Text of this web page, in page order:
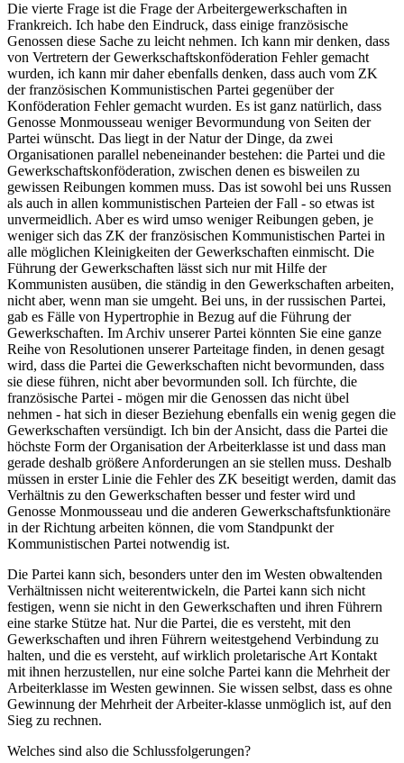
Die vierte Frage ist die Frage der Arbeitergewerkschaften in
Frankreich. Ich habe den Eindruck, dass einige französische
Genossen diese Sache zu leicht nehmen. Ich kann mir denken, dass
von Vertretern der Gewerkschaftskonföderation Fehler gemacht
wurden, ich kann mir daher ebenfalls denken, dass auch vom ZK
der französischen Kommunistischen Partei gegenüber der
Konföderation Fehler gemacht wurden. Es ist ganz natürlich, dass
Genosse Monmousseau weniger Bevormundung von Seiten der
Partei wünscht. Das liegt in der Natur der Dinge, da zwei
Organisationen parallel nebeneinander bestehen: die Partei und die
Gewerkschaftskonföderation, zwischen denen es bisweilen zu
gewissen Reibungen kommen muss. Das ist sowohl bei uns Russen
als auch in allen kommunistischen Parteien der Fall - so etwas ist
unvermeidlich. Aber es wird umso weniger Reibungen geben, je
weniger sich das ZK der französischen Kommunistischen Partei in
alle möglichen Kleinigkeiten der Gewerkschaften einmischt. Die
Führung der Gewerkschaften lässt sich nur mit Hilfe der
Kommunisten ausüben, die ständig in den Gewerkschaften arbeiten,
nicht aber, wenn man sie umgeht. Bei uns, in der russischen Partei,
gab es Fälle von Hypertrophie in Bezug auf die Führung der
Gewerkschaften. Im Archiv unserer Partei könnten Sie eine ganze
Reihe von Resolutionen unserer Parteitage finden, in denen gesagt
wird, dass die Partei die Gewerkschaften nicht bevormunden, dass
sie diese führen, nicht aber bevormunden soll. Ich fürchte, die
französische Partei - mögen mir die Genossen das nicht übel
nehmen - hat sich in dieser Beziehung ebenfalls ein wenig gegen die
Gewerkschaften versündigt. Ich bin der Ansicht, dass die Partei die
höchste Form der Organisation der Arbeiterklasse ist und dass man
gerade deshalb größere Anforderungen an sie stellen muss. Deshalb
müssen in erster Linie die Fehler des ZK beseitigt werden, damit das
Verhältnis zu den Gewerkschaften besser und fester wird und
Genosse Monmousseau und die anderen Gewerkschaftsfunktionäre
in der Richtung arbeiten können, die vom Standpunkt der
Kommunistischen Partei notwendig ist.
Die Partei kann sich, besonders unter den im Westen obwaltenden
Verhältnissen nicht weiterentwickeln, die Partei kann sich nicht
festigen, wenn sie nicht in den Gewerkschaften und ihren Führern
eine starke Stütze hat. Nur die Partei, die es versteht, mit den
Gewerkschaften und ihren Führern weitestgehend Verbindung zu
halten, und die es versteht, auf wirklich proletarische Art Kontakt
mit ihnen herzustellen, nur eine solche Partei kann die Mehrheit der
Arbeiterklasse im Westen gewinnen. Sie wissen selbst, dass es ohne
Gewinnung der Mehrheit der Arbeiter-klasse unmöglich ist, auf den
Sieg zu rechnen.
Welches sind also die Schlussfolgerungen?